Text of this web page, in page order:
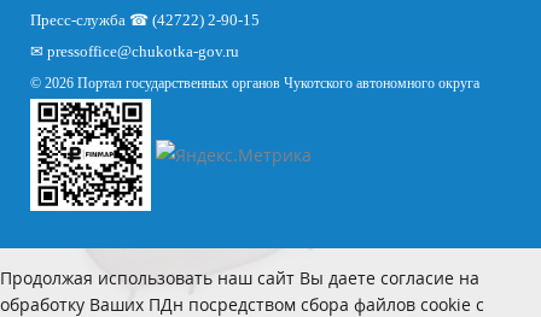
Пресс-служба ☎ (42722) 2-90-15
✉ pressoffice@chukotka-gov.ru
© 2026 Портал государственных органов Чукотского автономного округа
Продолжая использовать наш сайт Вы даете согласие на
обработку Ваших ПДн посредством сбора файлов cookie с